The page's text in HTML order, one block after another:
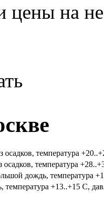
цены на
осадков, температура
осадков, температура
дождь, температура
температура +13..+15 С,